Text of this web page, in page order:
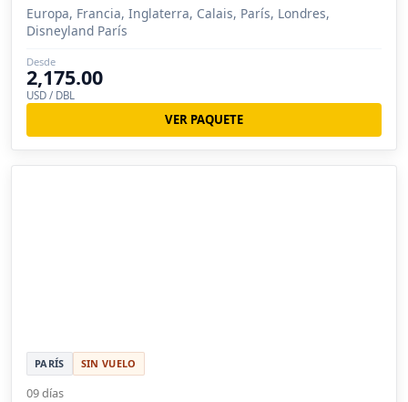
Europa, Francia, Inglaterra, Calais, París, Londres,
Disneyland París
Desde
2,175.00
USD / DBL
VER PAQUETE
PARÍS SIN VUELO
09 días